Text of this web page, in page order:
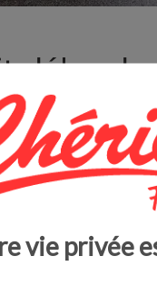
pour
à
possible accord
sud-américains du
vie privée